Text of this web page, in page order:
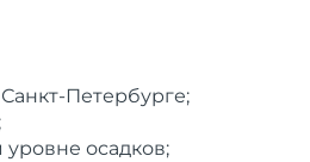
Петербурге;
осадков;